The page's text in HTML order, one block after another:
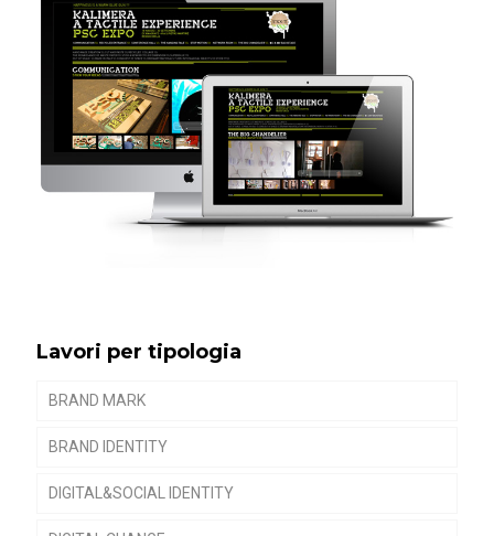
Lavori per tipologia
BRAND MARK
BRAND IDENTITY
DIGITAL&SOCIAL IDENTITY